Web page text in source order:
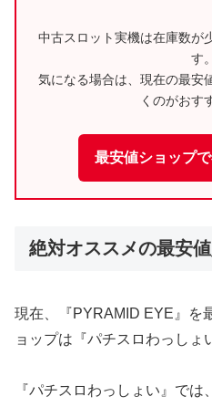
中古スロット実機は在庫数が
す。
気になる場合は、現在の最安
くのがおす
最安値ショップ
絶対オススメの最安
現在、『PYRAMID EYE』を
ョップは『パチスロわっしょ
『パチスロわっしょい』で